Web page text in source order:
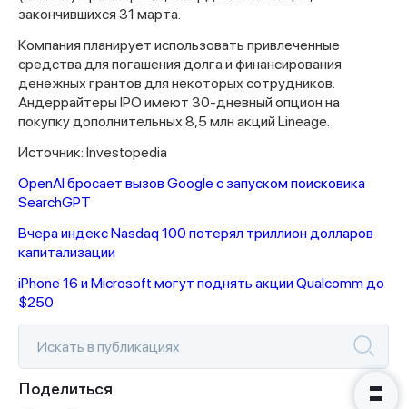
закончившихся 31 марта.
Компания планирует использовать привлеченные
средства для погашения долга и финансирования
денежных грантов для некоторых сотрудников.
Андеррайтеры IPO имеют 30-дневный опцион на
покупку дополнительных 8,5 млн акций Lineage.
Источник: Investopedia
OpenAI бросает вызов Google с запуском поисковика
SearchGPT
Вчера индекс Nasdaq 100 потерял триллион долларов
капитализации
iPhone 16 и Microsoft могут поднять акции Qualcomm до
$250
Поделиться
Спасибо за заявку
Наши консультанты свяжутся с